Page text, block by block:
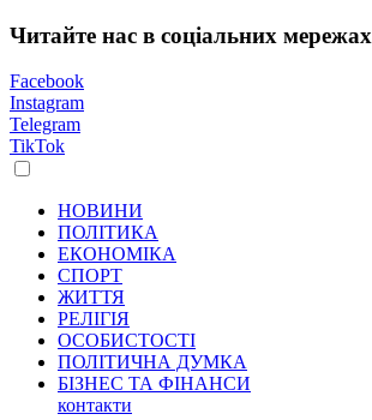
Читайте нас в соціальних мережах
Facebook
Instagram
Telegram
TikTok
НОВИНИ
ПОЛІТИКА
ЕКОНОМІКА
СПОРТ
ЖИТТЯ
РЕЛІГІЯ
ОСОБИСТОСТІ
ПОЛІТИЧНА ДУМКА
БІЗНЕС ТА ФІНАНСИ
контакти